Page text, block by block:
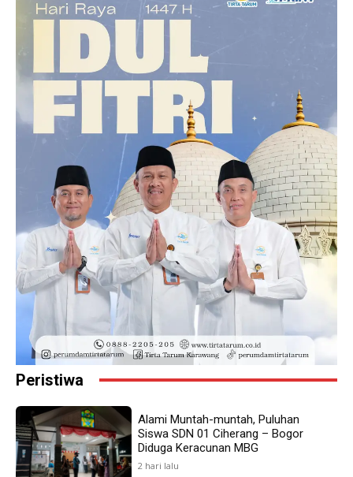
Peristiwa
Alami Muntah-muntah, Puluhan
Siswa SDN 01 Ciherang – Bogor
Diduga Keracunan MBG
2 hari lalu